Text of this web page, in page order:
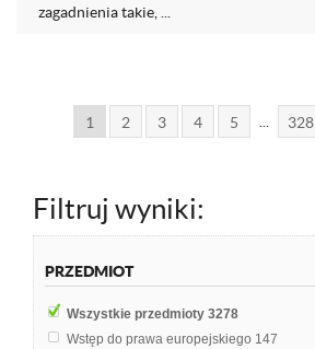
zagadnienia takie, ...
1 2 3 4 5 328
Filtruj wyniki:
PRZEDMIOT
Wszystkie przedmioty 3278
Wstęp do prawa europejskiego 147